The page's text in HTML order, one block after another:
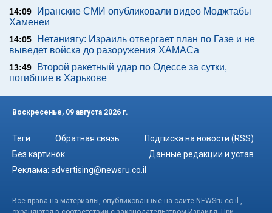
14:09
Иранские СМИ опубликовали видео Моджтабы
Хаменеи
14:05
Нетаниягу: Израиль отвергает план по Газе и не
выведет войска до разоружения ХАМАСа
13:49
Второй ракетный удар по Одессе за сутки,
погибшие в Харькове
Воскресенье, 09 августа 2026 г.
Теги Обратная связь
Подписка на новости (RSS)
Без картинок
Данные редакции и устав
Реклама: advertising@newsru.co.il
Все права на материалы, опубликованные на сайте NEWSru.co.il ,